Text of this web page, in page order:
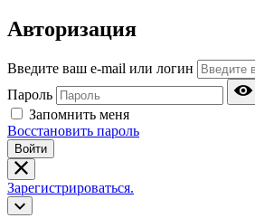
Авторизация
Введите ваш e-mail или логин
Пароль
Запомнить меня
Восстановить пароль
Войти
Зарегистрироваться.